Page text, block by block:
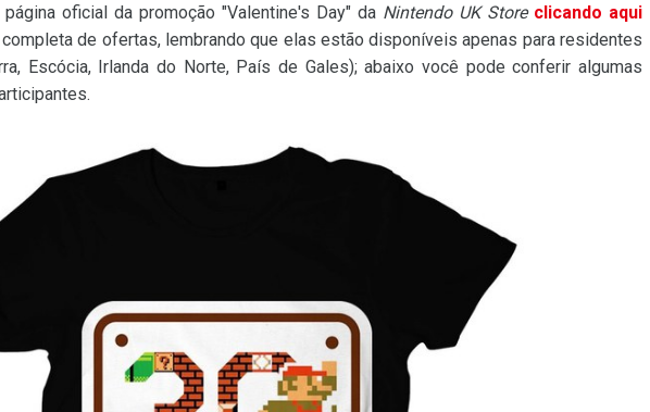
oficial da promoção "Valentine's Day" da Nintendo UK Store clicando aqui
de ofertas, lembrando que elas estão disponíveis apenas para residentes
Escócia, Irlanda do Norte, País de Gales); abaixo você pode conferir algumas